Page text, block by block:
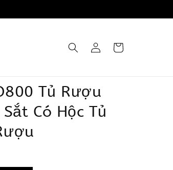
Tủ Rượu
Có Hộc Tủ